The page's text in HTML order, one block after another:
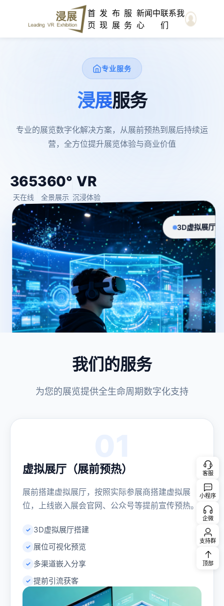
首
页
发
现
布
展
服
务
新闻中
心
联系我
们
专业服务
浸展服务
专业的展览数字化解决方案，从展前预热到展后持续运
营，全方位提升展览体验与商业价值
365
天在线
360°
全景展示
VR
沉浸体验
3D虚拟展厅
我们的服务
为您的展览提供全生命周期数字化支持
虚拟展厅（展前预热）
展前搭建虚拟展厅，按照实际参展商搭建虚拟展
位，上线嵌入展会官网、公众号等提前宣传预热。
3D虚拟展厅搭建
展位可视化预览
多渠道嵌入分享
提前引流获客
客服
小程序
企微
支持群
顶部